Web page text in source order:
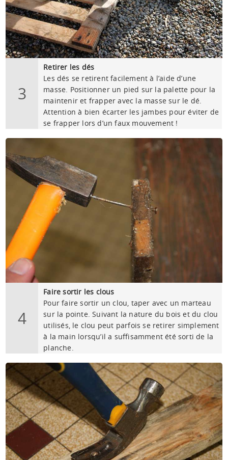
3
Retirer les dés
Les dés se retirent facilement à l’aide d’une
masse. Positionner un pied sur la palette pour la
maintenir et frapper avec la masse sur le dé.
Attention à bien écarter les jambes pour éviter de
se frapper lors d’un faux mouvement !
4
Faire sortir les clous
Pour faire sortir un clou, taper avec un marteau
sur la pointe. Suivant la nature du bois et du clou
utilisés, le clou peut parfois se retirer simplement
à la main lorsqu’il a suffisamment été sorti de la
planche.